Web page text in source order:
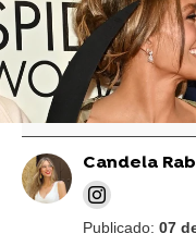
Candela
Publicado: 07